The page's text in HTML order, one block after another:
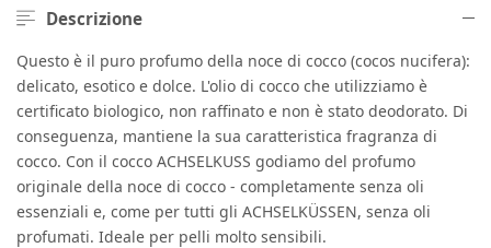
Descrizione
Questo è il puro profumo della noce di cocco (cocos nucifera):
delicato, esotico e dolce. L'olio di cocco che utilizziamo è
certificato biologico, non raffinato e non è stato deodorato. Di
conseguenza, mantiene la sua caratteristica fragranza di
cocco. Con il cocco ACHSELKUSS godiamo del profumo
originale della noce di cocco - completamente senza oli
essenziali e, come per tutti gli ACHSELKÜSSEN, senza oli
profumati. Ideale per pelli molto sensibili.